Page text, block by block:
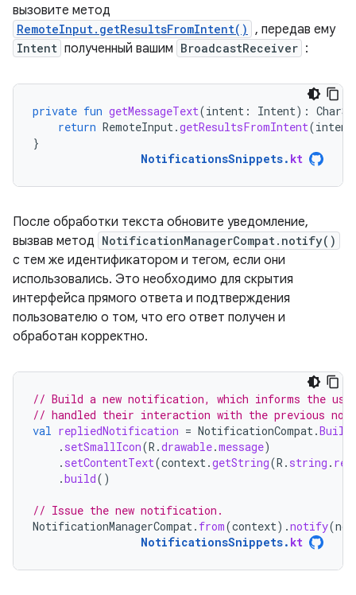
вызовите метод
RemoteInput.getResultsFromIntent() , передав ему
Intent полученный вашим BroadcastReceiver :
private fun getMessageText(intent : Intent):
return RemoteInput .getResultsFromIntent(intent
}
NotificationsSnippets. kt
После обработки текста обновите уведомление,
вызвав метод NotificationManagerCompat.notify()
с тем же идентификатором и тегом, если они
использовались. Это необходимо для скрытия
интерфейса прямого ответа и подтверждения
пользователю о том, что его ответ получен и
обработан корректно.
// Build a new notification, which informs the
// handled their interaction with the previous
val repliedNotification = NotificationCompat .
. setSmallIcon(R .drawable.message)
. setContentText(context .getString(R . string .
.build()
// Issue the new notification.
NotificationManagerCompat . from(context).notify(
NotificationsSnippets. kt